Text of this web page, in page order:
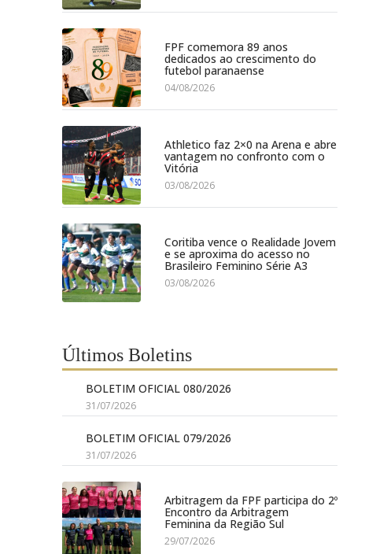
FPF comemora 89 anos
dedicados ao crescimento do
futebol paranaense
04/08/2026
Athletico faz 2×0 na Arena e abre
vantagem no confronto com o
Vitória
03/08/2026
Coritiba vence o Realidade Jovem
e se aproxima do acesso no
Brasileiro Feminino Série A3
03/08/2026
Últimos Boletins
BOLETIM OFICIAL 080/2026
31/07/2026
BOLETIM OFICIAL 079/2026
31/07/2026
Arbitragem da FPF participa do 2º
Encontro da Arbitragem
Feminina da Região Sul
29/07/2026